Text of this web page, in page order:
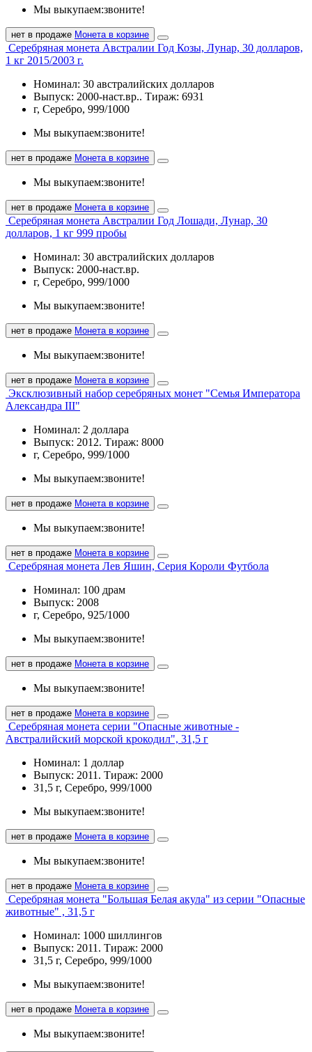
Мы выкупаем:звоните!
нет в продаже Монета в корзине
Серебряная монета Австралии Год Козы, Лунар, 30 долларов,
1 кг 2015/2003 г.
Номинал: 30 австралийских долларов
Выпуск: 2000-наст.вр.. Тираж: 6931
г, Серебро, 999/1000
Мы выкупаем:звоните!
нет в продаже Монета в корзине
Мы выкупаем:звоните!
нет в продаже Монета в корзине
Серебряная монета Австралии Год Лошади, Лунар, 30
долларов, 1 кг 999 пробы
Номинал: 30 австралийских долларов
Выпуск: 2000-наст.вр.
г, Серебро, 999/1000
Мы выкупаем:звоните!
нет в продаже Монета в корзине
Мы выкупаем:звоните!
нет в продаже Монета в корзине
Эксклюзивный набор серебряных монет "Семья Императора
Александра III"
Номинал: 2 доллара
Выпуск: 2012. Тираж: 8000
г, Серебро, 999/1000
Мы выкупаем:звоните!
нет в продаже Монета в корзине
Мы выкупаем:звоните!
нет в продаже Монета в корзине
Серебряная монета Лев Яшин, Серия Короли Футбола
Номинал: 100 драм
Выпуск: 2008
г, Серебро, 925/1000
Мы выкупаем:звоните!
нет в продаже Монета в корзине
Мы выкупаем:звоните!
нет в продаже Монета в корзине
Серебряная монета серии "Опасные животные -
Австралийский морской крокодил", 31,5 г
Номинал: 1 доллар
Выпуск: 2011. Тираж: 2000
31,5 г, Серебро, 999/1000
Мы выкупаем:звоните!
нет в продаже Монета в корзине
Мы выкупаем:звоните!
нет в продаже Монета в корзине
Серебряная монета "Большая Белая акула" из серии "Опасные
животные" , 31,5 г
Номинал: 1000 шиллингов
Выпуск: 2011. Тираж: 2000
31,5 г, Серебро, 999/1000
Мы выкупаем:звоните!
нет в продаже Монета в корзине
Мы выкупаем:звоните!